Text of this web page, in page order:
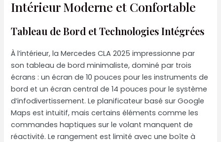
Intérieur Moderne et Confortable
Tableau de Bord et Technologies Intégrées
À l’intérieur, la Mercedes CLA 2025 impressionne par
son tableau de bord minimaliste, dominé par trois
écrans : un écran de 10 pouces pour les instruments de
bord et un écran central de 14 pouces pour le système
d’infodivertissement. Le planificateur basé sur Google
Maps est intuitif, mais certains éléments comme les
commandes haptiques sur le volant manquent de
réactivité. Le rangement est limité avec une boîte à